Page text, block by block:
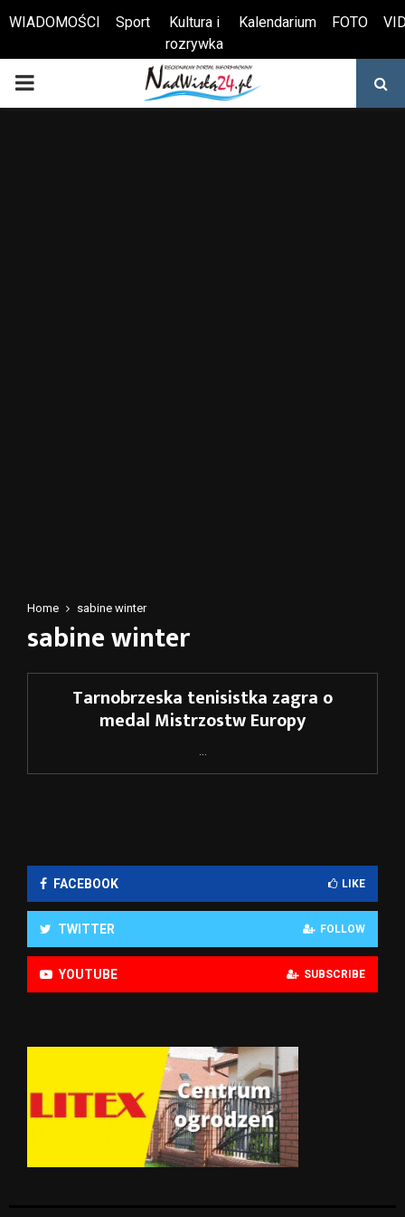
Otwórz pasek narzędzi
WIADOMOŚCI Sport
Kultura i
rozrywka
Kalendarium FOTO
PRIMARY
Home sabine winter
sabine winter
Tarnobrzeska tenisistka zagra o
medal Mistrzostw Europy
FACEBOOK LIKE
TWITTER FOLLOW
YOUTUBE SUBSCRIBE